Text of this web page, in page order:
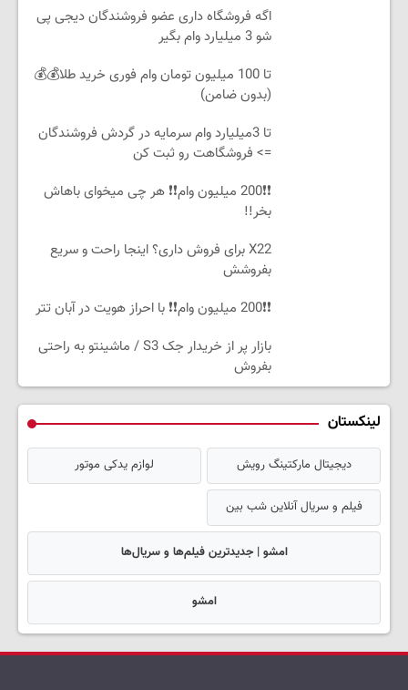
اگه فروشگاه داری عضو فروشندگان دیجی پی
شو 3 میلیارد وام بگیر
تا 100 میلیون تومان وام فوری خرید طلا💰💰
(بدون ضامن)
تا 3میلیارد وام سرمایه در گردش فروشندگان
=> فروشگاهت رو ثبت کن
❗❗200 میلیون وام❗❗ هر چی میخوای باهاش
بخر!!
X22 برای فروش داری؟ اینجا راحت و سریع
بفروشش
❗❗200 میلیون وام❗❗ با احراز هویت در آبان تتر
بازار پر از خریدار جک S3 / ماشینتو به راحتی
بفروش
لینکستان
دیجیتال مارکتینگ رویش لوازم یدکی موتور
فیلم و سریال آنلاین شب بین
امشو | جدیدترین فیلم‌ها و سریال‌ها
امشو